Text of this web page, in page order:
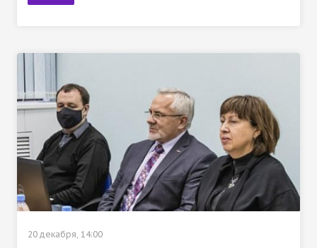
20 декабря, 14:00